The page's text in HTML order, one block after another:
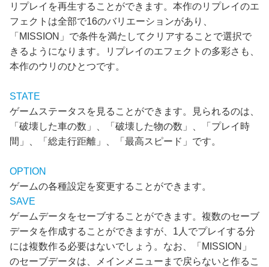
リプレイを再生することができます。本作のリプレイのエ
フェクトは全部で16のバリエーションがあり、
「MISSION」で条件を満たしてクリアすることで選択で
きるようになります。リプレイのエフェクトの多彩さも、
本作のウリのひとつです。
STATE
ゲームステータスを見ることができます。見られるのは、
「破壊した車の数」、「破壊した物の数」、「プレイ時
間」、「総走行距離」、「最高スピード」です。
OPTION
ゲームの各種設定を変更することができます。
SAVE
ゲームデータをセーブすることができます。複数のセーブ
データを作成することができますが、1人でプレイする分
には複数作る必要はないでしょう。なお、「MISSION」
のセーブデータは、メインメニューまで戻らないと作るこ